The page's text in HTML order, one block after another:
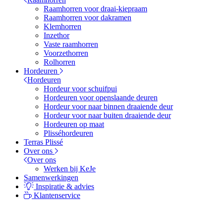
Raamhorren voor draai-kiepraam
Raamhorren voor dakramen
Klemhorren
Inzethor
Vaste raamhorren
Voorzethorren
Rolhorren
Hordeuren
Hordeuren
Hordeur voor schuifpui
Hordeuren voor openslaande deuren
Hordeur voor naar binnen draaiende deur
Hordeur voor naar buiten draaiende deur
Hordeuren op maat
Plisséhordeuren
Terras Plissé
Over ons
Over ons
Werken bij KeJe
Samenwerkingen
Inspiratie & advies
Klantenservice